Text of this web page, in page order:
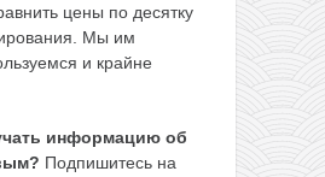
цены по десятку
Мы им
и крайне
информацию об
Подпишитесь на